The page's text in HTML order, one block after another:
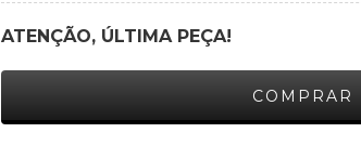
ATENÇÃO, ÚLTIMA PEÇA!